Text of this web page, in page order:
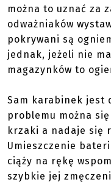
można to uznać za
odważniaków
pokrywani są
jednak, jeżeli nie
magazynków to
Sam karabinek jest
problemu można
krzaki a nadaje się
Umieszczenie
ciąży na rękę
szybkie jej